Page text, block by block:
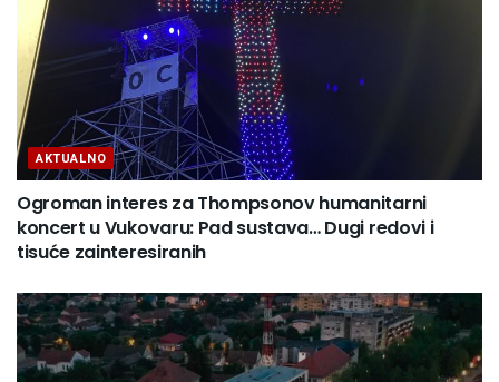
AKTUALNO
Ogroman interes za Thompsonov humanitarni
koncert u Vukovaru: Pad sustava… Dugi redovi i
tisuće zainteresiranih